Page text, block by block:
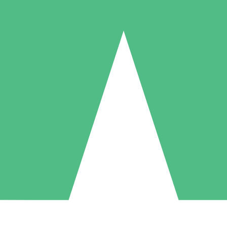
Packs de Crédits Individuels
à l'utilisation avec des crédits de téléchargement. Sans engagement
5 Téléchargements
US$